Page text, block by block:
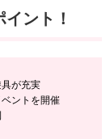
ント！
が充実
ントを開催